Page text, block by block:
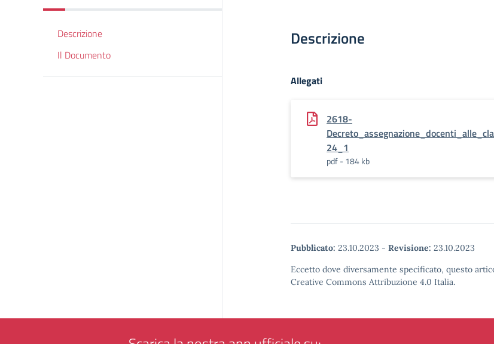
Descrizione
Il Documento
Descrizione
Allegati
2618-
24_1
pdf - 184 kb
Pubblicato: 23.10.2023 - Revisione: 23.10.2023
Eccetto dove diversamente specificato, questo
Creative Commons Attribuzione 4.0 Italia.